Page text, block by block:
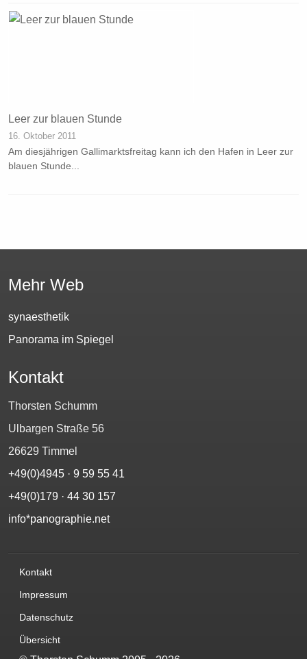
Leer zur blauen Stunde
16. Oktober 2011
Am diesjährigen Gallimarktsfreitag kann ich den Hafen in Leer zur
blauen Stunde...
Mehr Web
synaesthetik
Panorama im Spiegel
Kontakt
Thorsten Schumm
Ulbargen Straße 56
26629 Timmel
+49(0)4945 · 9 59 55 41
+49(0)179 · 44 30 157‬
info*panographie.net
Kontakt
Impressum
Datenschutz
Übersicht